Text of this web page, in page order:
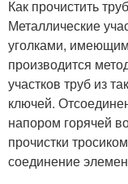
Как прочистить
Металлические
уголками,
производится
участков труб из
ключей.
напором горячей
прочистки
соединение